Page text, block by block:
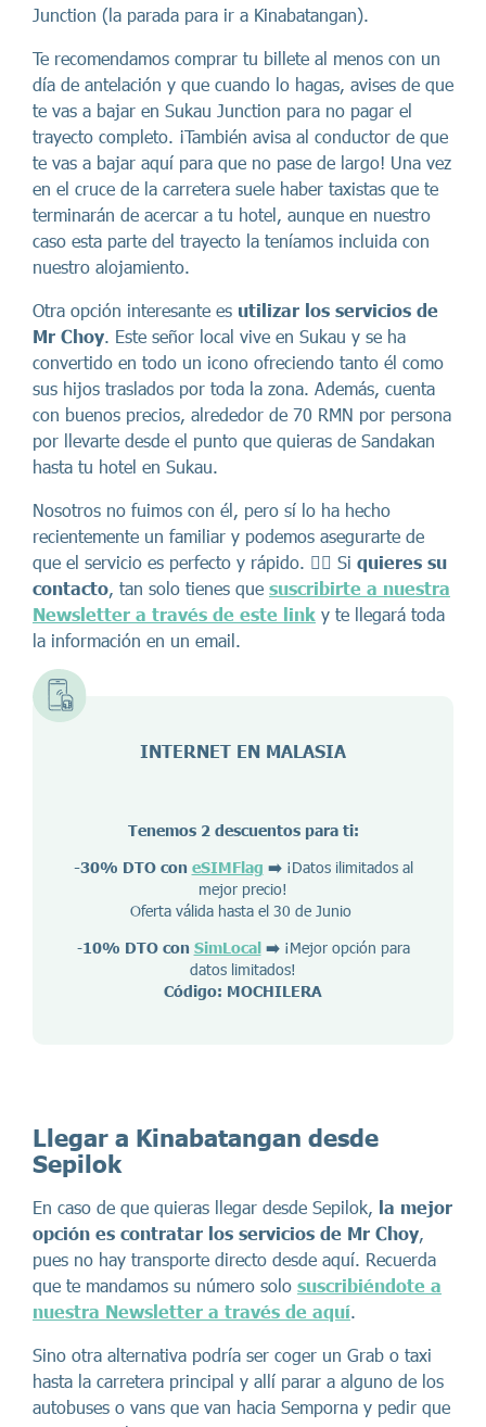
Junction (la parada para ir a Kinabatangan).
Te recomendamos comprar tu billete al menos con un
día de antelación y que cuando lo hagas, avises de que
te vas a bajar en Sukau Junction para no pagar el
trayecto completo. ¡También avisa al conductor de que
te vas a bajar aquí para que no pase de largo! Una vez
en el cruce de la carretera suele haber taxistas que te
terminarán de acercar a tu hotel, aunque en nuestro
caso esta parte del trayecto la teníamos incluida con
nuestro alojamiento.
Otra opción interesante es utilizar los servicios de
Mr Choy. Este señor local vive en Sukau y se ha
convertido en todo un icono ofreciendo tanto él como
sus hijos traslados por toda la zona. Además, cuenta
con buenos precios, alrededor de 70 RMN por persona
por llevarte desde el punto que quieras de Sandakan
hasta tu hotel en Sukau.
Nosotros no fuimos con él, pero sí lo ha hecho
recientemente un familiar y podemos asegurarte de
que el servicio es perfecto y rápido. 👉🏼 Si quieres su
contacto, tan solo tienes que suscribirte a nuestra
Newsletter a través de este link y te llegará toda
la información en un email.
INTERNET EN MALASIA
Tenemos 2 descuentos para ti:
-30% DTO con eSIMFlag ➡️ ¡Datos ilimitados al
mejor precio!
Oferta válida hasta el 30 de Junio
-10% DTO con SimLocal➡️ ¡Mejor opción para
datos limitados!
Código: MOCHILERA
Llegar a Kinabatangan desde
Sepilok
En caso de que quieras llegar desde Sepilok, la mejor
opción es contratar los servicios de Mr Choy,
pues no hay transporte directo desde aquí. Recuerda
que te mandamos su número solo suscribiéndote a
nuestra Newsletter a través de aquí.
Sino otra alternativa podría ser coger un Grab o taxi
hasta la carretera principal y allí parar a alguno de los
autobuses o vans que van hacia Semporna y pedir que